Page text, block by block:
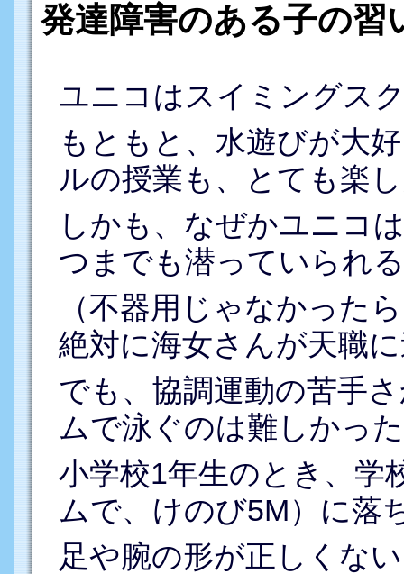
発達障害のある子の
ユニコはスイミングス
もともと、水遊びが大
ルの授業も、とても楽
しかも、なぜかユニコ
つまでも潜っていられ
（不器用じゃなかった
絶対に海女さんが天職
でも、協調運動の苦手
ムで泳ぐのは難しかっ
小学校1年生のとき、学
ムで、けのび5M）に落
足や腕の形が正しくな